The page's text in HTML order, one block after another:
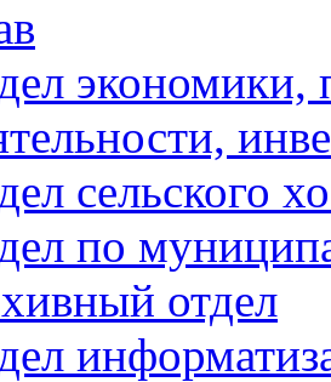
экономики,
сельского
по
отдел